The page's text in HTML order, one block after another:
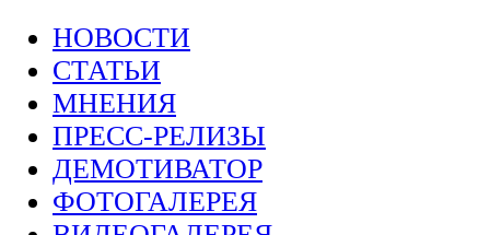
НОВОСТИ
СТАТЬИ
МНЕНИЯ
ПРЕСС-РЕЛИЗЫ
ДЕМОТИВАТОР
ФОТОГАЛЕРЕЯ